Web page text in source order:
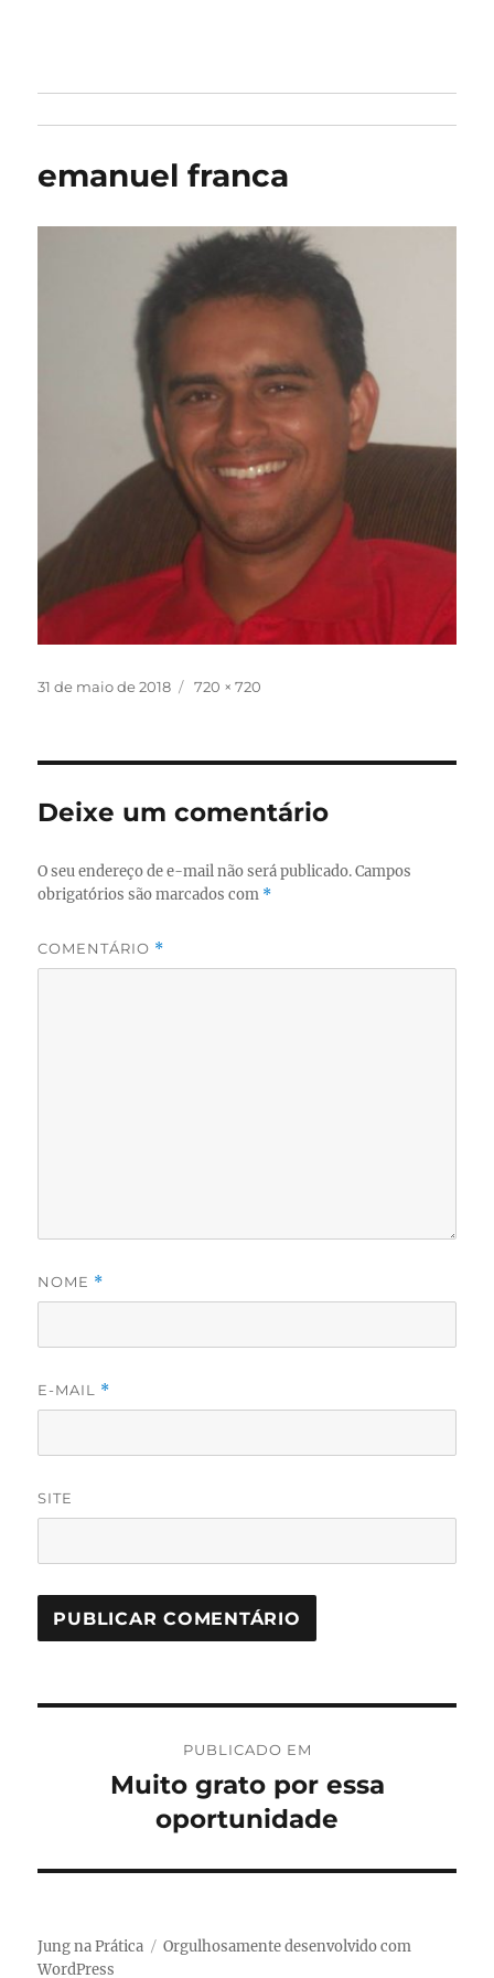
emanuel franca
Publicado
31 de maio de 2018
Tamanho
720 × 720
Deixe um comentário
O seu endereço de e-mail não será publicado. Campos
obrigatórios são marcados com *
COMENTÁRIO *
NOME *
E-MAIL *
SITE
PUBLICADO EM
Muito grato por essa
oportunidade
Jung na Prática
Orgulhosamente desenvolvido com
WordPress